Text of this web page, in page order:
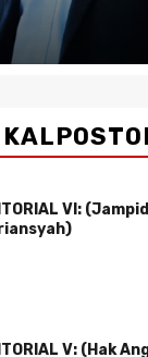
VI:
V: (Hak